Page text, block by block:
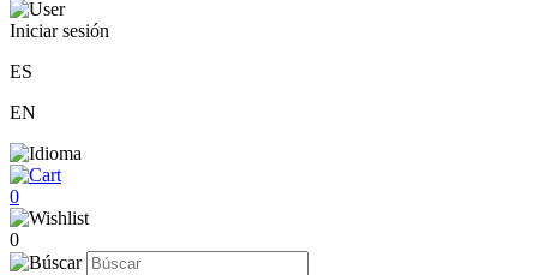
Iniciar sesión
ES
EN
0
0